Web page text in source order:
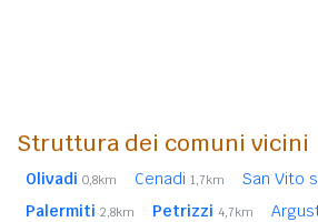
Struttura dei comuni vicini
Olivadi 0,8km Cenadi 1,7km San Vito
Palermiti 2,8km Petrizzi 4,7km